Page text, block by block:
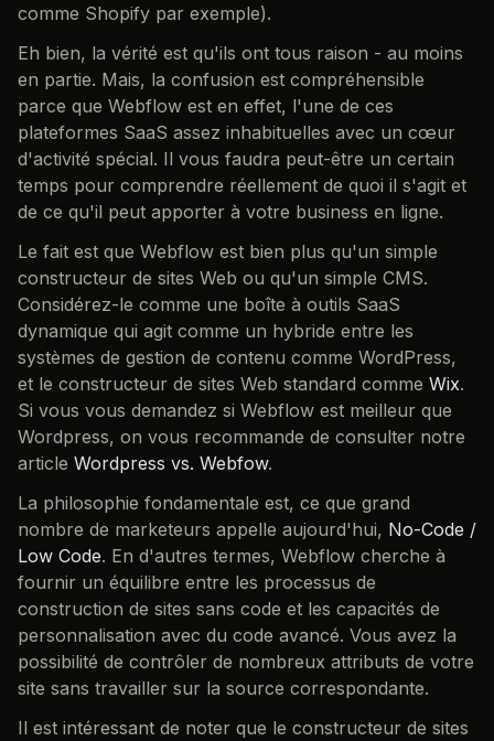
comme Shopify par exemple).
Eh bien, la vérité est qu'ils ont tous raison - au moins
en partie. Mais, la confusion est compréhensible
parce que Webflow est en effet, l'une de ces
plateformes SaaS assez inhabituelles avec un cœur
d'activité spécial. Il vous faudra peut-être un certain
temps pour comprendre réellement de quoi il s'agit et
de ce qu'il peut apporter à votre business en ligne.
Le fait est que Webflow est bien plus qu'un simple
constructeur de sites Web ou qu'un simple CMS.
Considérez-le comme une boîte à outils SaaS
dynamique qui agit comme un hybride entre les
systèmes de gestion de contenu comme WordPress,
et le constructeur de sites Web standard comme Wix.
Si vous vous demandez si Webflow est meilleur que
Wordpress, on vous recommande de consulter notre
article Wordpress vs. Webfow.
La philosophie fondamentale est, ce que grand
nombre de marketeurs appelle aujourd'hui, No-Code /
Low Code. En d'autres termes, Webflow cherche à
fournir un équilibre entre les processus de
construction de sites sans code et les capacités de
personnalisation avec du code avancé. Vous avez la
possibilité de contrôler de nombreux attributs de votre
site sans travailler sur la source correspondante.
Il est intéressant de noter que le constructeur de sites